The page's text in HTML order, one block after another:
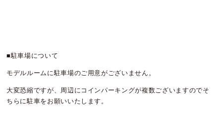
■駐車場について
モデルルームに駐車場のご用意がございません。
大変恐縮ですが、周辺にコインパーキングが複数ございますのでそ
ちらに駐車をお願いいたします。